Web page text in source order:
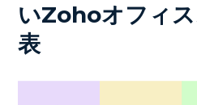
いZohoオフィ
表